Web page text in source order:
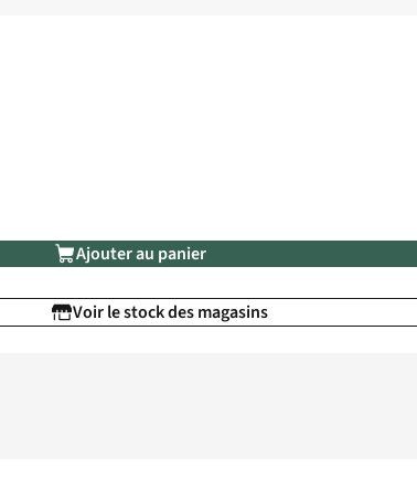
Ajouter au panier
Voir le stock des magasins